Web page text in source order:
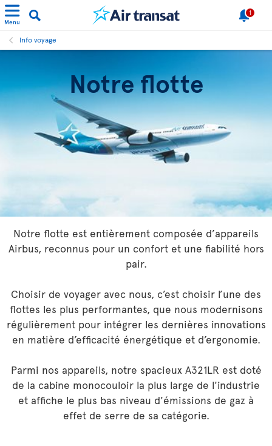
Menu
1
Info voyage
Notre flotte
Notre flotte est entièrement composée d’appareils
Airbus, reconnus pour un confort et une fiabilité hors
pair.
Choisir de voyager avec nous, c’est choisir l’une des
flottes les plus performantes, que nous modernisons
régulièrement pour intégrer les dernières innovations
en matière d’efficacité énergétique et d’ergonomie.
Parmi nos appareils, notre spacieux A321LR est doté
de la cabine monocouloir la plus large de l'industrie
et affiche le plus bas niveau d'émissions de gaz à
effet de serre de sa catégorie.